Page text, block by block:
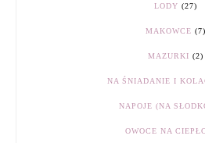
LODY (27)
MAKOWCE (7)
MAZURKI (2)
NA ŚNIADANIE I
NAPOJE (NA
OWOCE NA